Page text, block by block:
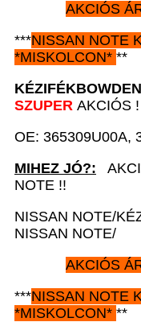
AKCIÓS
***NISSAN NOTE
*MISKOLCON* **
SZUPER AKCIÓS !
OE: 365309U00A,
MIHEZ JÓ?:
NOTE !!
NISSAN NOTE/
NISSAN NOTE/
AKCIÓS
***NISSAN NOTE
*MISKOLCON* **